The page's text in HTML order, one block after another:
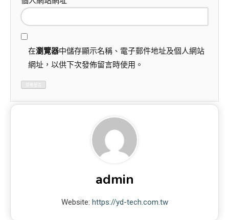
在瀏覽器中儲存顯示名稱、電子郵件地址及個人網站
網址，以供下次發佈留言時使用。
admin
Website: https://yd-tech.com.tw